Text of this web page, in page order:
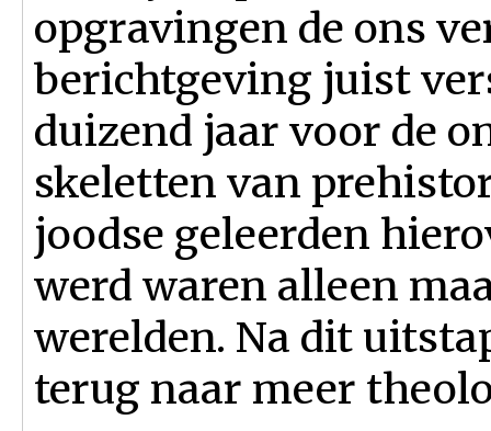
opgravingen de ons
berichtgeving juist
duizend jaar voor de
skeletten van
joodse geleerden
werd waren alleen
werelden. Na dit
terug naar meer